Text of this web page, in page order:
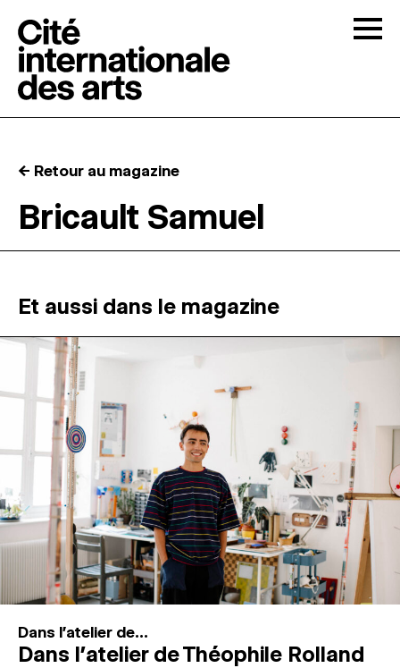
RÉSIDENCES ↓
ATELIERS OUVERTS
PROGRAMMATION
MAGAZINE
ESPACES DE PRATIQUE ARTISTIQUE ↓
Recherche
Connexion
← Retour au magazine
Bricault Samuel
Et aussi dans le magazine
Dans l'atelier de...
Dans l’atelier de Théophile Rolland